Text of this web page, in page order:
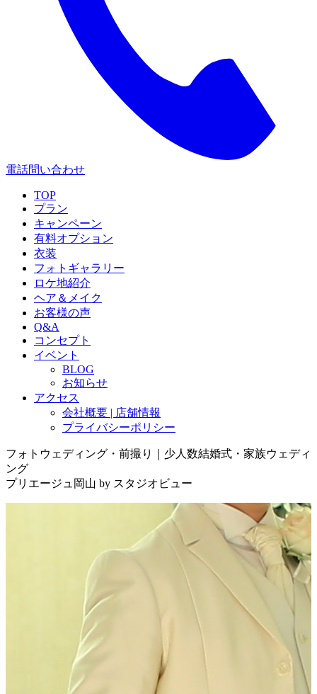
電話問い合わせ
TOP
プラン
キャンペーン
有料オプション
衣装
フォトギャラリー
ロケ地紹介
ヘア＆メイク
お客様の声
Q&A
コンセプト
イベント
BLOG
お知らせ
アクセス
会社概要 | 店舗情報
プライバシーポリシー
フォトウェディング・前撮り｜少人数結婚式・家族ウェディ
ング
プリエージュ岡山 by スタジオビュー